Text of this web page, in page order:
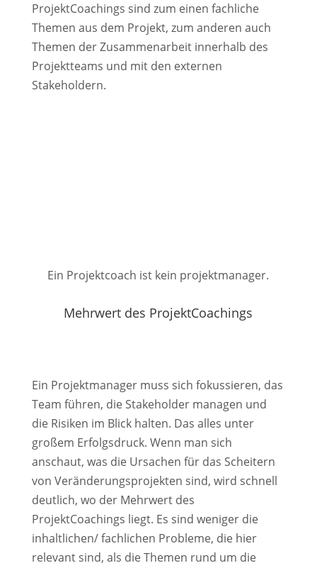
ProjektCoachings sind zum einen fachliche
Themen aus dem Projekt, zum anderen auch
Themen der Zusammenarbeit innerhalb des
Projektteams und mit den externen
Stakeholdern.
Ein Projektcoach ist kein projektmanager.
Mehrwert des ProjektCoachings
Ein Projektmanager muss sich fokussieren, das
Team führen, die Stakeholder managen und
die Risiken im Blick halten. Das alles unter
großem Erfolgsdruck. Wenn man sich
anschaut, was die Ursachen für das Scheitern
von Veränderungsprojekten sind, wird schnell
deutlich, wo der Mehrwert des
ProjektCoachings liegt. Es sind weniger die
inhaltlichen/ fachlichen Probleme, die hier
relevant sind, als die Themen rund um die